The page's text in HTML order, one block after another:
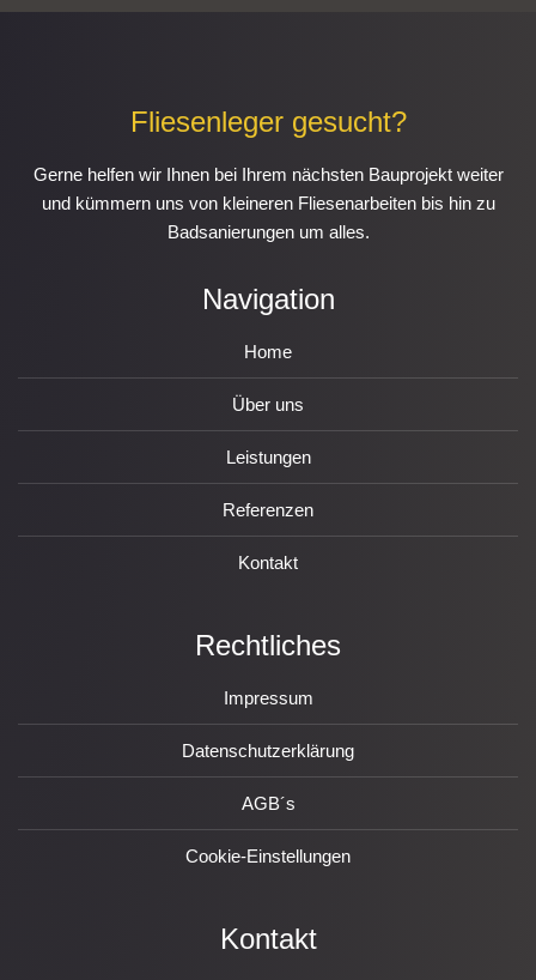
Fliesenleger gesucht?
Gerne helfen wir Ihnen bei Ihrem nächsten Bauprojekt weiter
und kümmern uns von kleineren Fliesenarbeiten bis hin zu
Badsanierungen um alles.
Navigation
Home
Über uns
Leistungen
Referenzen
Kontakt
Rechtliches
Impressum
Datenschutzerklärung
AGB´s
Cookie-Einstellungen
Kontakt